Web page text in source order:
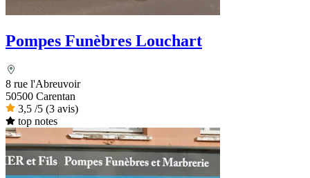
Pompes Funèbres Louchart
8 rue l'Abreuvoir
50500 Carentan
3,5 /5 (3 avis)
top notes